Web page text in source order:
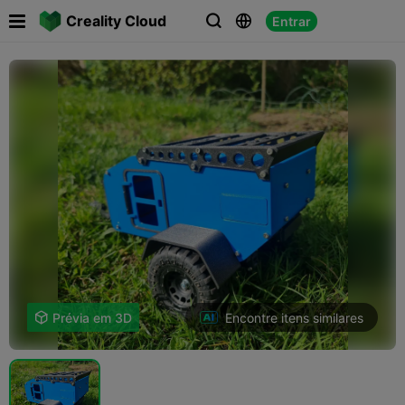
Creality Cloud   Entrar
 
 Prévia em 3D Encontre itens similares